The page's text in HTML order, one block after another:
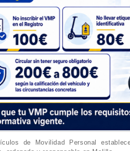
de Movilidad Personal